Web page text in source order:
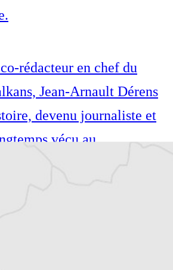
rédacteur en chef du
Jean-Arnault Dérens
devenu journaliste et
vécu au